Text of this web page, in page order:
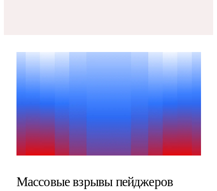
Массовые взрывы пейджеров